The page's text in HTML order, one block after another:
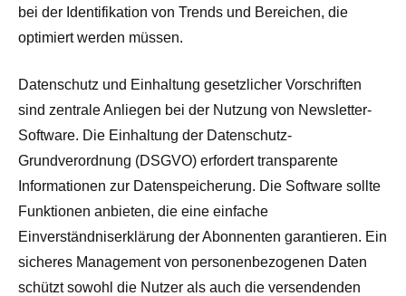
bei der Identifikation von Trends und Bereichen, die
optimiert werden müssen.
Datenschutz und Einhaltung gesetzlicher Vorschriften
sind zentrale Anliegen bei der Nutzung von Newsletter-
Software. Die Einhaltung der Datenschutz-
Grundverordnung (DSGVO) erfordert transparente
Informationen zur Datenspeicherung. Die Software sollte
Funktionen anbieten, die eine einfache
Einverständniserklärung der Abonnenten garantieren. Ein
sicheres Management von personenbezogenen Daten
schützt sowohl die Nutzer als auch die versendenden